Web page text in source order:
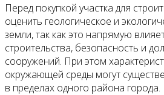
Перед покупкой участка для
оценить геологическое и
земли, так как это напрямую
строительства, безопасность и
сооружений. При этом
окружающей среды могут
в пределах одного района города.